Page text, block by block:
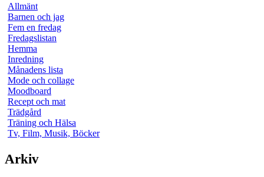
Allmänt
Barnen och jag
Fem en fredag
Fredagslistan
Hemma
Inredning
Månadens lista
Mode och collage
Moodboard
Recept och mat
Trädgård
Träning och Hälsa
Tv, Film, Musik, Böcker
Arkiv